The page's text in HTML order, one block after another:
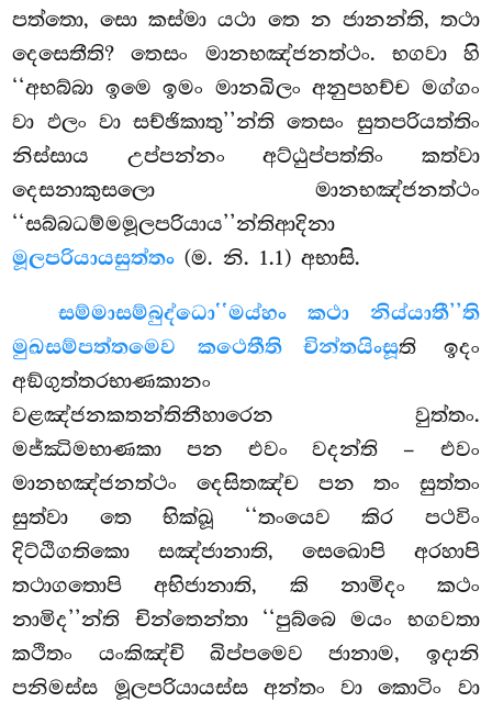
පත්තො, සො කස්මා යථා තෙ න ජානන්ති, තථා
දෙසෙතීති? තෙසං මානභඤ්ජනත්ථං. භගවා හි
‘‘අභබ්බා ඉමෙ ඉමං මානඛිලං අනුපහච්ච මග්ගං
වා ඵලං වා සච්ඡිකාතු’’න්ති තෙසං සුතපරියත්තිං
නිස්සාය උප්පන්නං අට්ඨුප්පත්තිං කත්වා
දෙසනාකුසලො මානභඤ්ජනත්ථං
‘‘සබ්බධම්මමූලපරියාය’’න්තිආදිනා
මූලපරියායසුත්තං (ම. නි. 1.1) අභාසි.
සම්මාසම්බුද්ධො‘‘මය්හං කථා නිය්යාතී’’ති
මුඛසම්පත්තමෙව කථෙතීති චින්තයිංසූති ඉදං
අඞ්ගුත්තරභාණකානං
වළඤ්ජනකතන්තිනීහාරෙන වුත්තං.
මජ්ඣිමභාණකා පන එවං වදන්ති – එවං
මානභඤ්ජනත්ථං දෙසිතඤ්ච පන තං සුත්තං
සුත්වා තෙ භික්ඛූ ‘‘තංයෙව කිර පථවිං
දිට්ඨිගතිකො සඤ්ජානාති, සෙඛොපි අරහාපි
තථාගතොපි අභිජානාති, කි නාමිදං කථං
නාමිද’’න්ති චින්තෙන්තා ‘‘පුබ්බෙ මයං භගවතා
කථිතං යංකිඤ්චි ඛිප්පමෙව ජානාම, ඉදානි
පනිමස්ස මූලපරියායස්ස අන්තං වා කොටිං වා